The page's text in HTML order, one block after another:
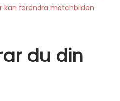
kan förändra matchbilden
du din